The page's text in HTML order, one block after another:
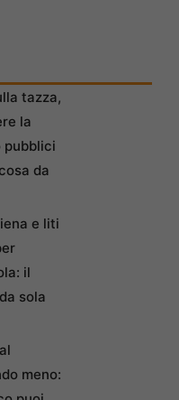
tazza,
la
pubblici
da
e liti
il
sola
meno: